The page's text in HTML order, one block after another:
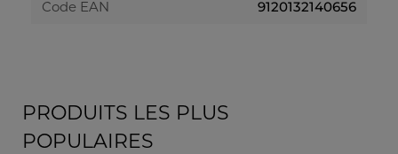
Code EAN 9120132140656
PRODUITS LES PLUS
POPULAIRES